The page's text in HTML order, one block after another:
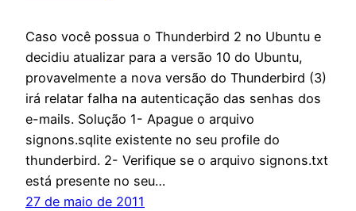
Caso você possua o Thunderbird 2 no Ubuntu e
decidiu atualizar para a versão 10 do Ubuntu,
provavelmente a nova versão do Thunderbird (3)
irá relatar falha na autenticação das senhas dos
e-mails. Solução 1- Apague o arquivo
signons.sqlite existente no seu profile do
thunderbird. 2- Verifique se o arquivo signons.txt
está presente no seu…
27 de maio de 2011